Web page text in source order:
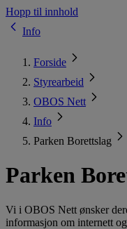
Hopp til innhold
Info
Forside
Styrearbeid
OBOS Nett
Info
Parken Borettslag
Parken
Vi i OBOS Nett ønsker
informasjon om internett